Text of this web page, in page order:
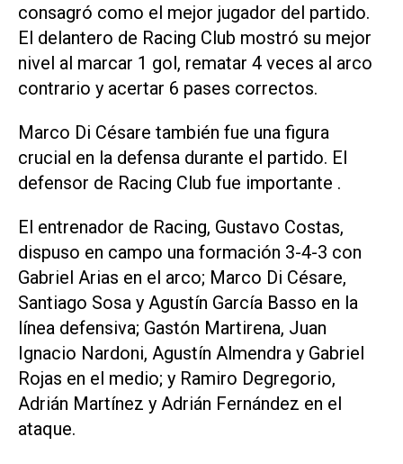
consagró como el mejor jugador del partido.
El delantero de Racing Club mostró su mejor
nivel al marcar 1 gol, rematar 4 veces al arco
contrario y acertar 6 pases correctos.
Marco Di Césare también fue una figura
crucial en la defensa durante el partido. El
defensor de Racing Club fue importante .
El entrenador de Racing, Gustavo Costas,
dispuso en campo una formación 3-4-3 con
Gabriel Arias en el arco; Marco Di Césare,
Santiago Sosa y Agustín García Basso en la
línea defensiva; Gastón Martirena, Juan
Ignacio Nardoni, Agustín Almendra y Gabriel
Rojas en el medio; y Ramiro Degregorio,
Adrián Martínez y Adrián Fernández en el
ataque.